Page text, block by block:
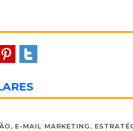
, E-MAIL MARKETING,